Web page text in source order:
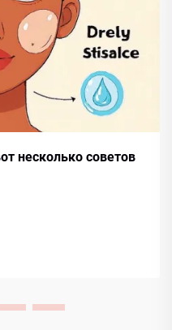
несколько советов